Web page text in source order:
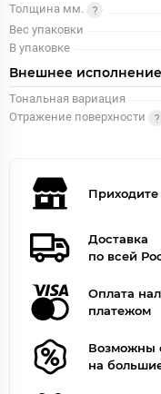
Толщина мм.
Вес упаковки
В упаковке
Внешнее исполнение
Тональная вариация
Отражение поверхности
Доставка
по всей
Оплата
платежом
Возможны
на